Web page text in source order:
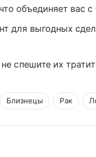
объединяет вас
для выгодных
спешите их
Близнецы Рак